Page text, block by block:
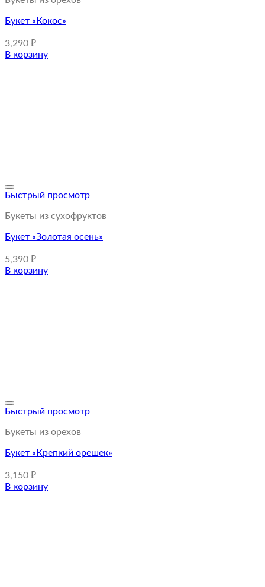
Букет «Кокос»
3,290 ₽
В корзину
Быстрый просмотр
Букеты из сухофруктов
Букет «Золотая осень»
5,390 ₽
В корзину
Быстрый просмотр
Букеты из орехов
Букет «Крепкий орешек»
3,150 ₽
В корзину